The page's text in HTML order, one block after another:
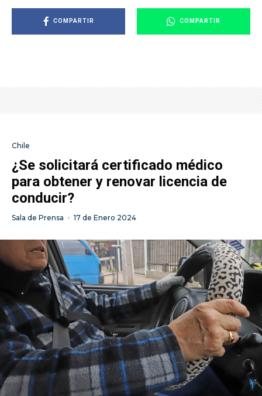
COMPARTIR COMPARTIR
Chile
¿Se solicitará certificado médico
para obtener y renovar licencia de
conducir?
Sala de Prensa · 17 de Enero 2024